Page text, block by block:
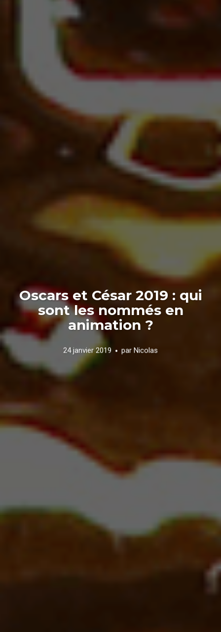
Oscars et César 2019 : qui
sont les nommés en
animation ?
24 janvier 2019 par Nicolas